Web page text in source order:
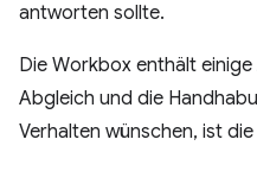
antworten sollte.
Die Workbox enthält
Abgleich und die
Verhalten wünschen, ist